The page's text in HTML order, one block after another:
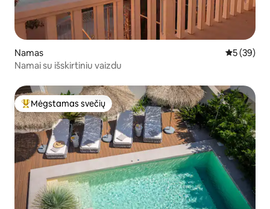
Namas Vidutinis
5 (39)
Namai su išskirtiniu vaizdu
Svečių mėgstamiausias
Mėgstamas svečių